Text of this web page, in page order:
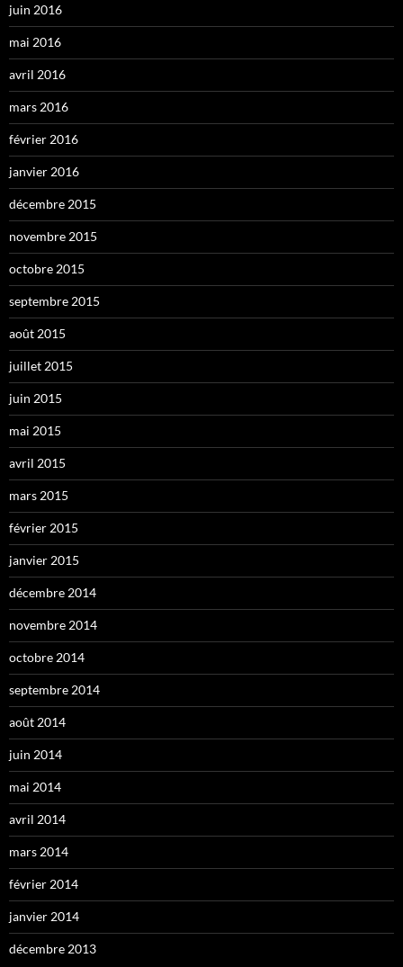
juin 2016
mai 2016
avril 2016
mars 2016
février 2016
janvier 2016
décembre 2015
novembre 2015
octobre 2015
septembre 2015
août 2015
juillet 2015
juin 2015
mai 2015
avril 2015
mars 2015
février 2015
janvier 2015
décembre 2014
novembre 2014
octobre 2014
septembre 2014
août 2014
juin 2014
mai 2014
avril 2014
mars 2014
février 2014
janvier 2014
décembre 2013